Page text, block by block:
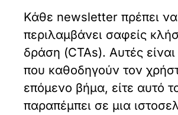
Κάθε newsletter πρέπει να
περιλαμβάνει σαφείς
δράση (CTAs). Αυτές είναι
που καθοδηγούν τον
επόμενο βήμα, είτε αυτό
παραπέμπει σε μια